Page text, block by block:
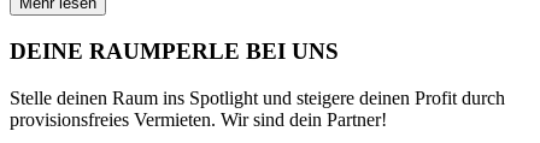
DEINE RAUMPERLE BEI UNS
Stelle deinen Raum ins Spotlight und steigere deinen Profit durch
provisionsfreies Vermieten. Wir sind dein Partner!